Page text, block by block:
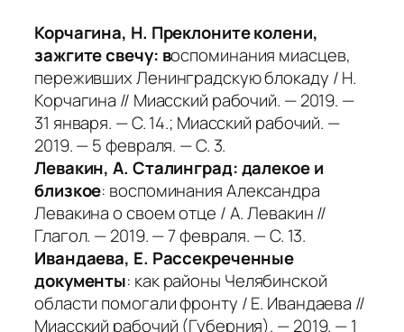
Корчагина, Н. Преклоните колени,
зажгите свечу: воспоминания миасцев,
переживших Ленинградскую блокаду / Н.
Корчагина // Миасский рабочий. — 2019. —
31 января. — С. 14.; Миасский рабочий. —
2019. — 5 февраля. — С. 3.
Левакин, А. Сталинград: далекое и
близкое: воспоминания Александра
Левакина о своем отце / А. Левакин //
Глагол. — 2019. — 7 февраля. — С. 13.
Ивандаева, Е. Рассекреченные
документы: как районы Челябинской
области помогали фронту / Е. Ивандаева //
Миасский рабочий (Губерния). — 2019. — 1